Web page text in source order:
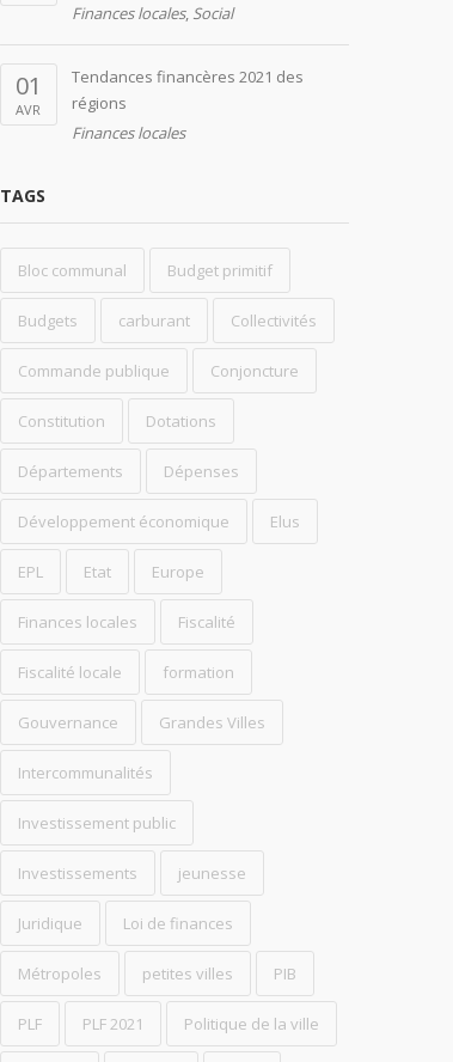
Finances locales, Social
01
AVR
Tendances financères 2021 des
régions
Finances locales
TAGS
Bloc communal Budget primitif
Budgets carburant Collectivités
Commande publique Conjoncture
Constitution Dotations
Départements Dépenses
Développement économique Elus
EPL Etat Europe
Finances locales Fiscalité
Fiscalité locale formation
Gouvernance Grandes Villes
Intercommunalités
Investissement public
Investissements jeunesse
Juridique Loi de finances
Métropoles petites villes PIB
PLF PLF 2021 Politique de la ville